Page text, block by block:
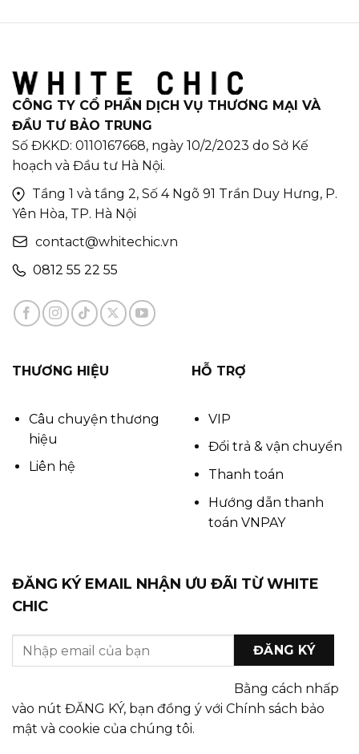
CÔNG TY CỔ PHẦN DỊCH VỤ THƯƠNG MẠI VÀ
ĐẦU TƯ BẢO TRUNG
Số ĐKKD: 0110167668, ngày 10/2/2023 do Sở Kế
hoạch và Đầu tư Hà Nội.
Tầng 1 và tầng 2, Số 4 Ngõ 91 Trần Duy Hưng, P.
Yên Hòa, TP. Hà Nội
contact@whitechic.vn
0812 55 22 55
THƯƠNG HIỆU
Câu chuyện thương
hiệu
Liên hệ
HỖ TRỢ
VIP
Đổi trả & vận chuyển
Thanh toán
Hướng dẫn thanh
toán VNPAY
ĐĂNG KÝ EMAIL NHẬN ƯU ĐÃI TỪ WHITE
CHIC
Bằng cách nhấp
vào nút ĐĂNG KÝ, bạn đồng ý với Chính sách bảo
mật và cookie của chúng tôi.